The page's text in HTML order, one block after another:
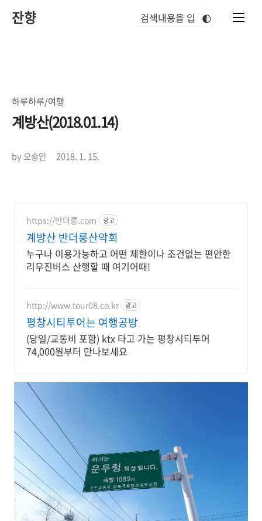
잔향 🌓
하루하루/여행
계방산(2018.01.14)
by 오송인 2018. 1. 15.
https://반더룽.com 광고
계방산 반더룽산악회
누구나 이용가능하고 어떤 제한이나 조건없는 편안한
리무진버스 산행할 때 여기어때!
http://www.tour08.co.kr 광고
평창시티투어는 여행공방
(당일/교통비 포함) ktx 타고 가는 평창시티투어
74,000원부터 만나보세요